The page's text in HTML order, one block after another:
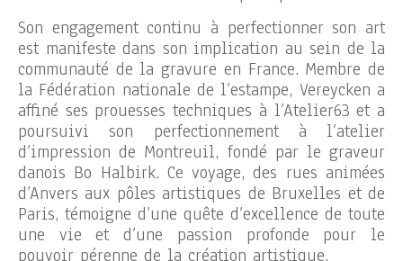
Son engagement continu à perfectionner son art
est manifeste dans son implication au sein de la
communauté de la gravure en France. Membre de
la Fédération nationale de l’estampe, Vereycken a
affiné ses prouesses techniques à l’Atelier63 et a
poursuivi son perfectionnement à l’atelier
d’impression de Montreuil, fondé par le graveur
danois Bo Halbirk. Ce voyage, des rues animées
d’Anvers aux pôles artistiques de Bruxelles et de
Paris, témoigne d’une quête d’excellence de toute
une vie et d’une passion profonde pour le
pouvoir pérenne de la création artistique.